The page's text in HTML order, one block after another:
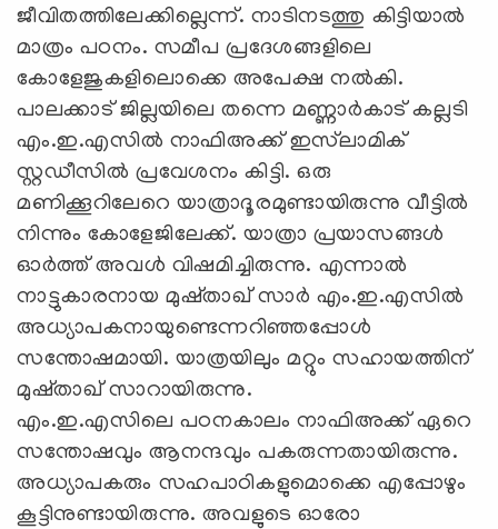
ജീവിതത്തിലേക്കില്ലെന്ന്. നാടിനടത്തു കിട്ടിയാല്‍
മാത്രം പഠനം. സമീപ പ്രദേശങ്ങളിലെ
കോളേജുകളിലൊക്കെ അപേക്ഷ നല്‍കി.
പാലക്കാട് ജില്ലയിലെ തന്നെ മണ്ണാര്‍കാട് കല്ലടി
എം.ഇ.എസില്‍ നാഫിഅക്ക് ഇസ്‌ലാമിക്
സ്റ്റഡീസില്‍ പ്രവേശനം കിട്ടി. ഒരു
മണിക്കൂറിലേറെ യാത്രാദൂരമുണ്ടായിരുന്നു വീട്ടില്‍
നിന്നും കോളേജിലേക്ക്. യാത്രാ പ്രയാസങ്ങള്‍
ഓര്‍ത്ത് അവള്‍ വിഷമിച്ചിരുന്നു. എന്നാല്‍
നാട്ടുകാരനായ മുഷ്താഖ് സാര്‍ എം.ഇ.എസില്‍
അധ്യാപകനായുണ്ടെന്നറിഞ്ഞപ്പോള്‍
സന്തോഷമായി. യാത്രയിലും മറ്റും സഹായത്തിന്
മുഷ്താഖ് സാറായിരുന്നു.
എം.ഇ.എസിലെ പഠനകാലം നാഫിഅക്ക് ഏറെ
സന്തോഷവും ആനന്ദവും പകരുന്നതായിരുന്നു.
അധ്യാപകരും സഹപാഠികളുമൊക്കെ എപ്പോഴും
കൂട്ടിനുണ്ടായിരുന്നു. അവളുടെ ഓരോ